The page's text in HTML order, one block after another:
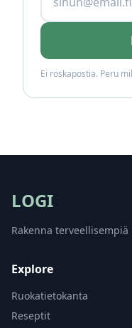
Ei roskapostia. Peru
LOGI
Rakenna
Explore
Ruokatietokanta
Reseptit